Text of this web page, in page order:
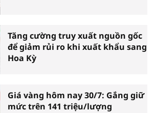
Tăng cường truy xuất nguồn gốc
để giảm rủi ro khi xuất khẩu sang
Hoa Kỳ
Giá vàng hôm nay 30/7: Gắng giữ
mức trên 141 triệu/lượng